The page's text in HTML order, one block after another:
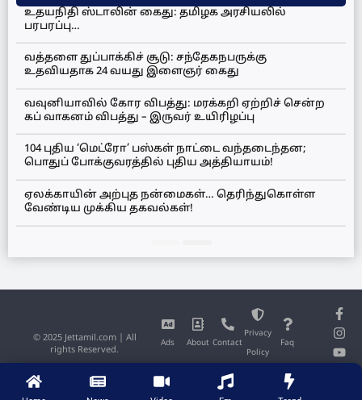
உதயநிதி ஸ்டாலின் கைது: தமிழக அரசியலில்
பரபரப்பு…
வத்தளை துப்பாக்கிச் சூடு: சந்தேகநபருக்கு
உதவியதாக 24 வயது இளைஞர் கைது
வவுனியாவில் கோர விபத்து: மரக்கறி ஏற்றிச் சென்ற
கப் வாகனம் விபத்து – இருவர் உயிரிழப்பு
104 புதிய ‘மெட்ரோ’ பஸ்கள் நாட்டை வந்தடைந்தன;
பொதுப் போக்குவரத்தில் புதிய அத்தியாயம்!
ஏலக்காயின் அற்புத நன்மைகள்… தெரிந்துகொள்ள
வேண்டிய முக்கிய தகவல்கள்!
Ads About Contact
Privacy
Policy
Faq
© 2025 Jettamil.com | All
rights Reserved.